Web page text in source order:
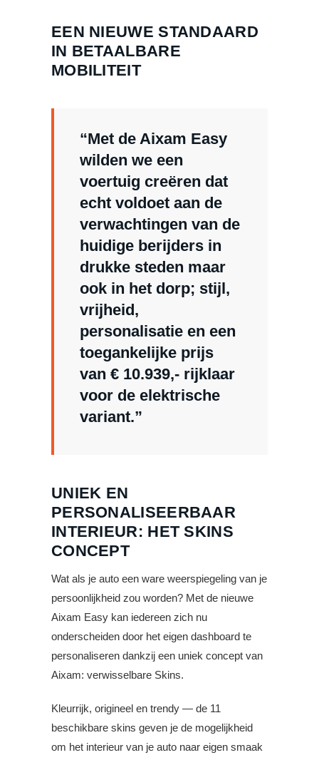
EEN NIEUWE STANDAARD
IN BETAALBARE
MOBILITEIT
“Met de Aixam Easy
wilden we een
voertuig creëren dat
echt voldoet aan de
verwachtingen van de
huidige berijders in
drukke steden maar
ook in het dorp; stijl,
vrijheid,
personalisatie en een
toegankelijke prijs
van € 10.939,- rijklaar
voor de elektrische
variant.”
UNIEK EN
PERSONALISEERBAAR
INTERIEUR: HET SKINS
CONCEPT
Wat als je auto een ware weerspiegeling van je
persoonlijkheid zou worden? Met de nieuwe
Aixam Easy kan iedereen zich nu
onderscheiden door het eigen dashboard te
personaliseren dankzij een uniek concept van
Aixam: verwisselbare Skins.
Kleurrijk, origineel en trendy — de 11
beschikbare skins geven je de mogelijkheid
om het interieur van je auto naar eigen smaak